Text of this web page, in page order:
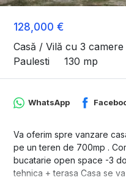
128,000 €
Casă / Vilă cu 3
Paulesti
130 mp
WhatsApp
Va oferim spre vanzare
pe un teren de 700mp .
bucatarie open space -3
tehnica + terasa Casa se